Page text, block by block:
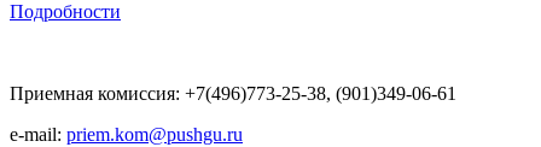
Подробности
Приемная комиссия: +7(496)773-25-38, (901)349-06-61
e-mail: priem.kom@pushgu.ru